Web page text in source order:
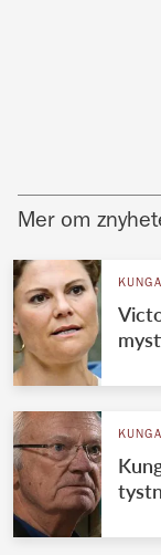
Mer om